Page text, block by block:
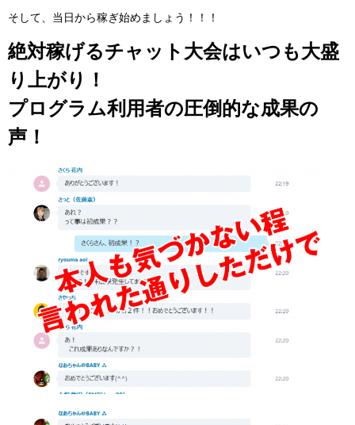
そして、当日から稼ぎ始めましょう！！！
絶対稼げるチャット大会はいつも大盛
り上がり！
プログラム利用者の圧倒的な成果の
声！